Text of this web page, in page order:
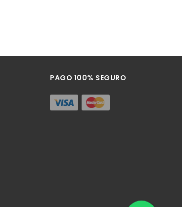
PAGO 100% SEGURO